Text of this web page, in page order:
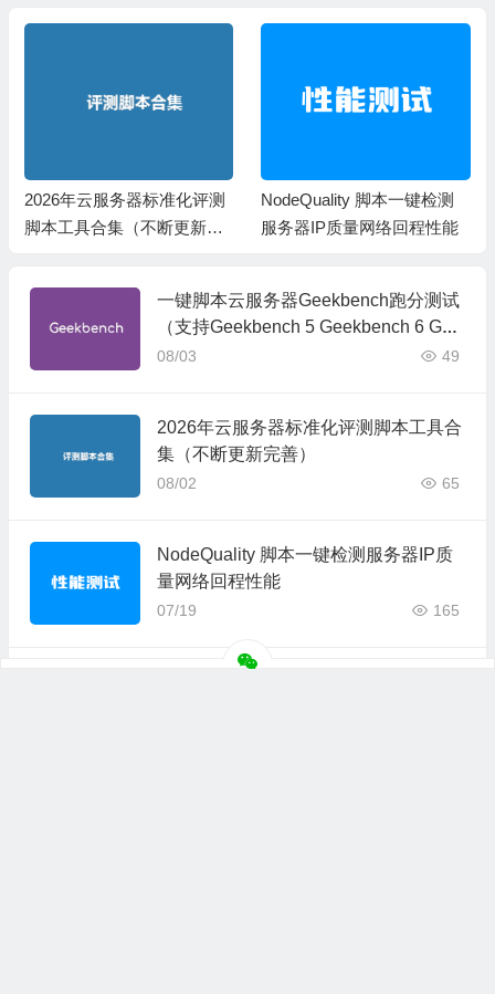
2026年云服务器标准化评测
脚本工具合集（不断更新完
NodeQuality 脚本一键检测
服务器IP质量网络回程性能
一键脚本云服务器Geekbench跑分测试
（支持Geekbench 5 Geekbench 6 Gee
kbench 7）
08/03 49
2026年云服务器标准化评测脚本工具合
集（不断更新完善）
08/02 65
NodeQuality 脚本一键检测服务器IP质
量网络回程性能
07/19 165